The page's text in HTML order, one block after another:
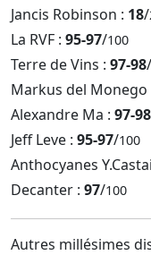
Jancis Robinson : 18/
La RVF : 95-97/100
Terre de Vins : 97-98/
Markus del Monego
Alexandre Ma : 97-98
Jeff Leve : 95-97/100
Anthocyanes
Decanter : 97/100
Autres millésimes